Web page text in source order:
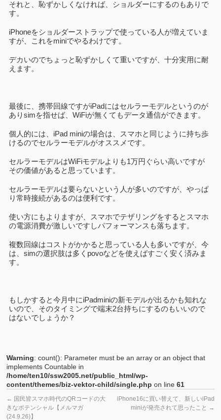
それと、恥ずかしくなければ、ショルダーにするのもありで
す。
iPhoneをショルダーストラップで使っている人が増えていま
すが、これをminiでやるわけです。
デカいのでちょっと恥ずかしくて重いですが、十分実用に耐
えます。
最後に、携帯回線ですがiPadにはセルラーモデルというのが
ありsimを指せば、WiFiが無くてもデータ通信ができます。
個人的には、iPad miniの場合は、スマホと同じように持ち歩
けるのでセルラーモデルがオススメです。
セルラーモデルはWiFiモデルよりも1万円ぐらい高いですが
その価値があると思っています。
セルラーモデルは要らないという人が多いのですが、やっぱ
り常時接続があるのは便利です。
使い方にもよりますが、スマホでテザリングをするとスマホ
の電源消費が激しいですしパフォーマンスも落ちます。
複数回線はコストがかかると思っている人も多いですが、今
は、simの選択肢は多くpovoなどを使えばすごく安く済みま
す。
もしかすると今月中にiPadminiの新モデルが出るかも知れな
いので、そのタイミングで端末2台持ちにするのもいいので
はないでしょうか？
Warning: count(): Parameter must be an array or an object that
implements Countable in
/home/ten10/ssw2005.net/public_html/wp-
content/themes/biz-vektor-child/single.php on line61
← 国民皆スマホ時代のQRコードの大
きなポテンシャル【メルマガ
(24.9.26)】
iPhone16に買い替えて、新しいiPad
miniが発売されて思ったこと →